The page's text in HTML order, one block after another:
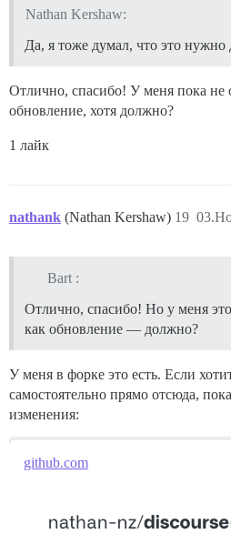
Nathan Kershaw:
Да, я тоже думал, что это нужно
Отлично, спасибо! У меня пока не
обновление, хотя должно?
1 лайк
nathank (Nathan Kershaw) 19
Bart :
Отлично, спасибо! Но у меня
как обновление — должно?
У меня в форке это есть. Если
самостоятельно прямо отсюда,
изменения:
github.com